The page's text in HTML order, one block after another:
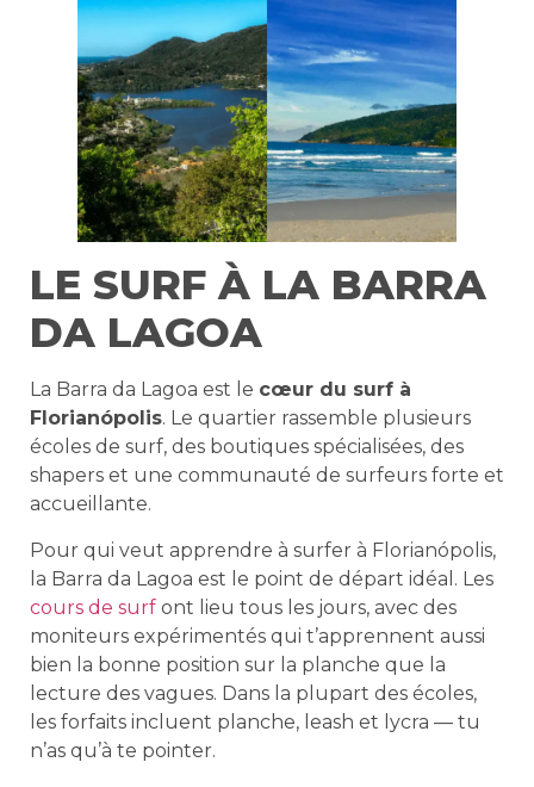
LE SURF À LA BARRA
DA LAGOA
La Barra da Lagoa est le cœur du surf à
Florianópolis. Le quartier rassemble plusieurs
écoles de surf, des boutiques spécialisées, des
shapers et une communauté de surfeurs forte et
accueillante.
Pour qui veut apprendre à surfer à Florianópolis,
la Barra da Lagoa est le point de départ idéal. Les
cours de surf ont lieu tous les jours, avec des
moniteurs expérimentés qui t’apprennent aussi
bien la bonne position sur la planche que la
lecture des vagues. Dans la plupart des écoles,
les forfaits incluent planche, leash et lycra — tu
n’as qu’à te pointer.